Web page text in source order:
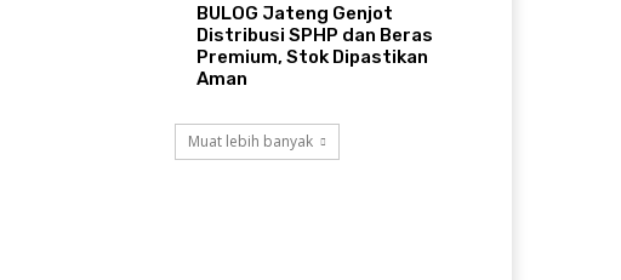
BULOG Jateng Genjot
Distribusi SPHP dan Beras
Premium, Stok Dipastikan
Aman
Muat lebih banyak